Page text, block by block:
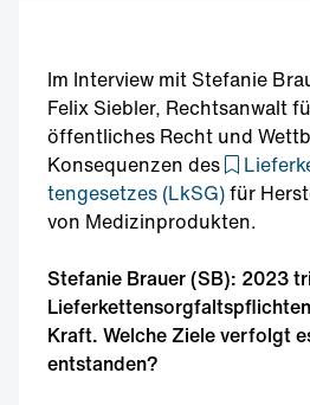
Im Interview mit Stefanie
Felix Siebler, Rechtsanwalt
öffentliches Recht und
Konsequenzen des
tengesetzes (LkSG)für
von Medizinprodukten.
Stefanie Brauer (SB): 2023
Kraft. Welche Ziele verfolgt
entstanden?